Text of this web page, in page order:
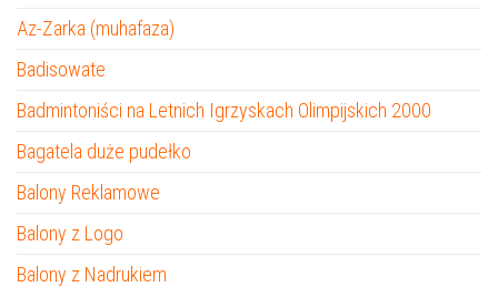
Az-Zarka (muhafaza)
Badisowate
Badmintoniści na Letnich Igrzyskach Olimpijskich 2000
Bagatela duże pudełko
Balony Reklamowe
Balony z Logo
Balony z Nadrukiem